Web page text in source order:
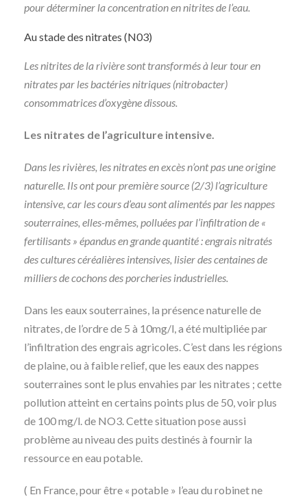
pour déterminer la concentration en nitrites de l’eau.
Au stade des nitrates (N03)
Les nitrites de la rivière sont transformés à leur tour en
nitrates par les bactéries nitriques (nitrobacter)
consommatrices d’oxygène dissous.
Les nitrates de l’agriculture intensive.
Dans les rivières, les nitrates en excès n’ont pas une origine
naturelle. Ils ont pour première source (2/3) l’agriculture
intensive, car les cours d’eau sont alimentés par les nappes
souterraines, elles-mêmes, polluées par l’infiltration de «
fertilisants » épandus en grande quantité : engrais nitratés
des cultures céréalières intensives, lisier des centaines de
milliers de cochons des porcheries industrielles.
Dans les eaux souterraines, la présence naturelle de
nitrates, de l’ordre de 5 à 10mg/l, a été multipliée par
l’infiltration des engrais agricoles. C’est dans les régions
de plaine, ou à faible relief, que les eaux des nappes
souterraines sont le plus envahies par les nitrates ; cette
pollution atteint en certains points plus de 50, voir plus
de 100 mg/l. de NO3. Cette situation pose aussi
problème au niveau des puits destinés à fournir la
ressource en eau potable.
( En France, pour être « potable » l’eau du robinet ne